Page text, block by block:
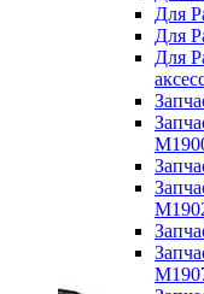
Для
Для
Для